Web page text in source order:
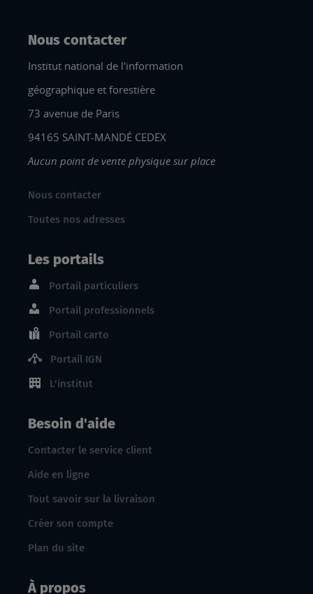
Nous contacter
Institut national de l'information
géographique et forestière
73 avenue de Paris
94165 SAINT-MANDÉ CEDEX
Aucun point de vente physique sur place
Nous contacter
Toutes nos adresses
Les portails
Portail particuliers
Portail professionnels
Portail carto
Portail IGN
L'institut
Besoin d'aide
Contacter le service client
Aide en ligne
Tout savoir sur la livraison
Créer son compte
Plan du site
À propos